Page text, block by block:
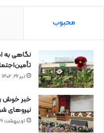
محبوب
نگاهی به
تیر ۲۶, ۱۴۰۲
خبر خوش
نیروهای
اردیبهشت ۱۹, ۱۴۰۳